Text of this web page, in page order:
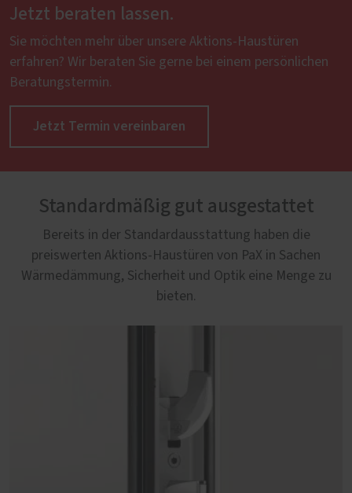
Jetzt beraten lassen.
Sie möchten mehr über unsere Aktions-Haustüren
erfahren? Wir beraten Sie gerne bei einem persönlichen
Beratungstermin.
Jetzt Termin vereinbaren
Standardmäßig gut ausgestattet
Bereits in der Standardausstattung haben die
preiswerten Aktions-Haustüren von PaX in Sachen
Wärmedämmung, Sicherheit und Optik eine Menge zu
bieten.